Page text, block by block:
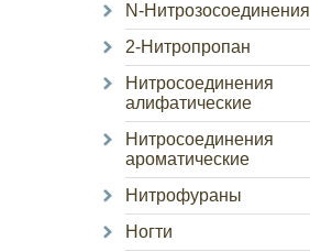
N-Нитрозосоединения
2-Нитропропан
Нитросоединения
алифатические
Нитросоединения
ароматические
Нитрофураны
Ногти